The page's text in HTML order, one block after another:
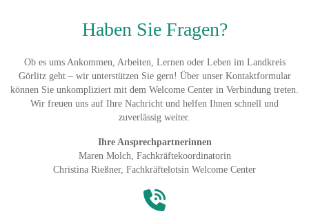
Haben Sie Fragen?
Ob es ums Ankommen, Arbeiten, Lernen oder Leben im Landkreis
Görlitz geht – wir unterstützen Sie gern! Über unser Kontaktformular
können Sie unkompliziert mit dem Welcome Center in Verbindung treten.
Wir freuen uns auf Ihre Nachricht und helfen Ihnen schnell und
zuverlässig weiter.
Ihre Ansprechpartnerinnen
Maren Molch, Fachkräftekoordinatorin
Christina Rießner, Fachkräftelotsin Welcome Center